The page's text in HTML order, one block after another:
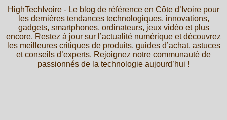
HighTechIvoire - Le blog de référence en Côte d’Ivoire pour
les dernières tendances technologiques, innovations,
gadgets, smartphones, ordinateurs, jeux vidéo et plus
encore. Restez à jour sur l’actualité numérique et découvrez
les meilleures critiques de produits, guides d’achat, astuces
et conseils d’experts. Rejoignez notre communauté de
passionnés de la technologie aujourd’hui !